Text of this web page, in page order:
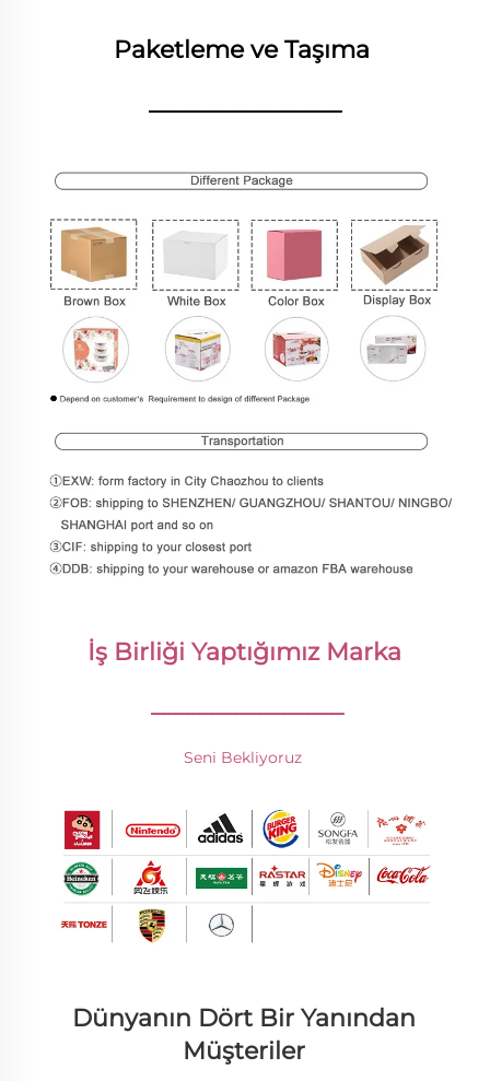
Paketleme ve Taşıma
________________
İş Birliği Yaptığımız Marka
________________
Seni Bekliyoruz
Dünyanın Dört Bir Yanından
Müşteriler